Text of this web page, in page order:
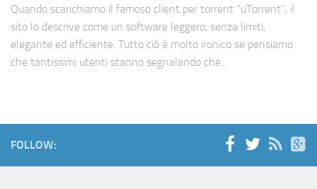
Quando scarichiamo il famoso client per torrent “uTorrent”, il
sito lo descrive come un software leggero, senza limiti,
elegante ed efficiente. Tutto ciò è molto ironico se pensiamo
che tantissimi utenti stanno segnalando che...
FOLLOW: